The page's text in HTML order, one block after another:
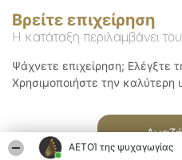
ΑΕΤΟΊ της ψυχαγωγίας
Βρείτε επιχείρηση
Η κατάταξη περιλαμβάνει
Ψάχνετε επιχείρηση; Ελέγξτε
Χρησιμοποιήστε την καλύτερη